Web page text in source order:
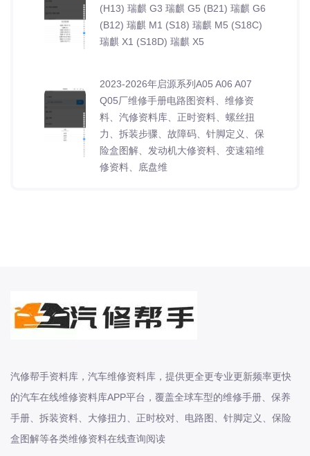
(H13) 瑞麒 G3 瑞麒 G5 (B21) 瑞麒 G6
(B12) 瑞麒 M1 (S18) 瑞麒 M5 (S18C)
瑞麒 X1 (S18D) 瑞麒 X5
2023-2026年启源系列A05 A06 A07
Q05厂维修手册电路图资料、维修资
料、汽修资料库、正时资料、螺丝扭
力、拆装步骤、故障码、针脚定义、保
险盒图解、发动机大修资料、变速箱维
修资料、底盘维
2019-2026年欧拉系列R1 iQ 好猫 白猫
芭蕾猫 黑猫原厂维修手册电路图资
脚定义、保险盒图解、发动机大修资
料、变速箱维修资料
Integra、MDX、NSX、RDX、RLX、
汽修帮手资料库，汽车维修资料库，提供更全更专业更新频率更快
的汽车在线维修资料库APP平台，覆盖全球车型的维修手册、保养
手册、拆装资料、大修扭力、正时校对、电路图、针脚定义、保险
盒图解等各类维修资料在线查询阅读